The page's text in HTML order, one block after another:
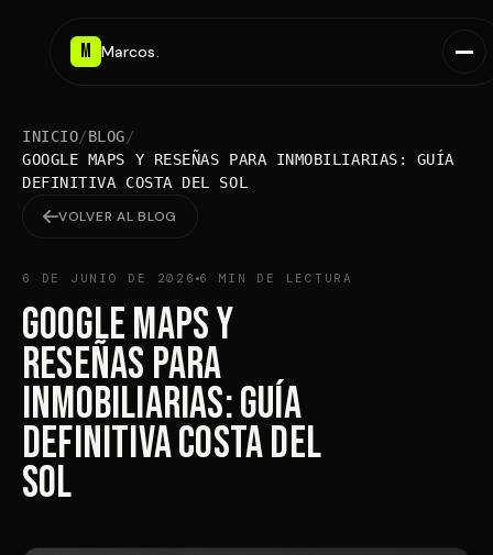
M Marcos
INICIO/BLOG/
GOOGLE MAPS Y RESEÑAS PARA INMOBILIARIAS: GUÍA
DEFINITIVA COSTA DEL SOL
VOLVER AL BLOG
6 DE JUNIO DE 2026 6 MIN DE LECTURA
Google Maps y
Reseñas para
Inmobiliarias: Guía
Definitiva Costa del
Sol